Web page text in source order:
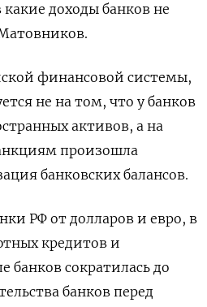
доходы банков не
финансовой системы,
не на том, что у банков
активов, а на
произошла
банковских балансов.
РФ от долларов и евро, в
кредитов и
банков сократилась до
банков перед